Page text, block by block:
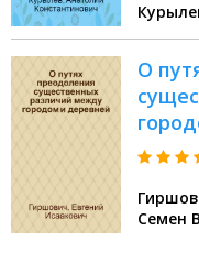
О
Семен